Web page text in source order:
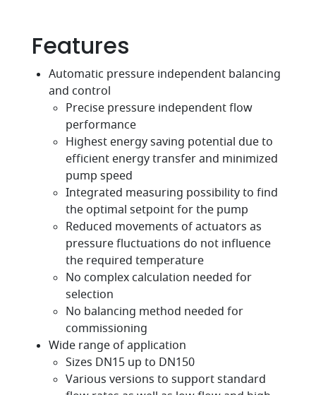
Features
Automatic pressure independent balancing
and control
Precise pressure independent flow
performance
Highest energy saving potential due to
efficient energy transfer and minimized
pump speed
Integrated measuring possibility to find
the optimal setpoint for the pump
Reduced movements of actuators as
pressure fluctuations do not influence
the required temperature
No complex calculation needed for
selection
No balancing method needed for
commissioning
Wide range of application
Sizes DN15 up to DN150
Various versions to support standard